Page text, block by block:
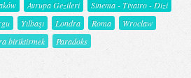
Avrupa Gezileri
Sinema - Tiyatro - Dizi
Yılbaşı Londra Roma
Wroclaw
biriktirmek Paradoks